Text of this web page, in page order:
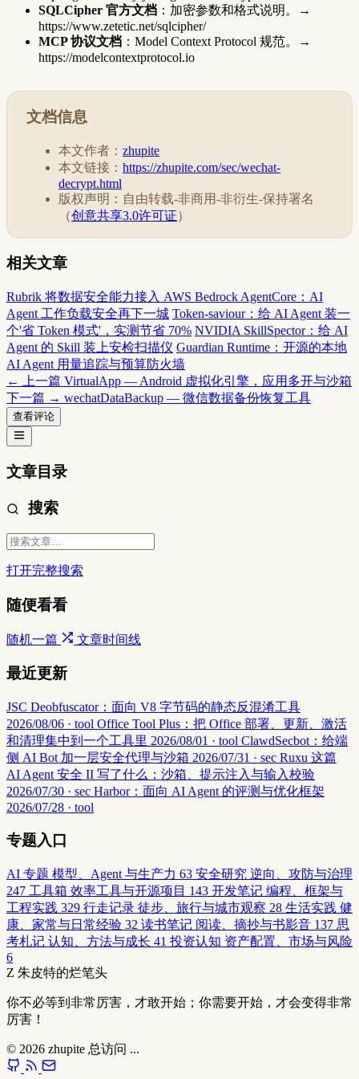
SQLCipher 官方文档 ：加密参数和格式说明。→
https://www.zetetic.net/sqlcipher/
MCP 协议文档 ：Model Context Protocol 规范。→
https://modelcontextprotocol.io
文档信息
本文作者： zhupite
本文链接： https://zhupite.com/sec/wechat-
decrypt.html
版权声明：自由转载-非商用-非衍生-保持署名
（创意共享3.0许可证）
相关文章
Rubrik 将数据安全能力接入 AWS Bedrock AgentCore：AI
Agent 工作负载安全再下一城 Token-saviour：给 AI Agent 装一
个'省 Token 模式'，实测节省 70% NVIDIA SkillSpector：给 AI
Agent 的 Skill 装上安检扫描仪 Guardian Runtime：开源的本地
AI Agent 用量追踪与预算防火墙
← 上一篇 VirtualApp — Android 虚拟化引擎，应用多开与沙箱
下一篇 → wechatDataBackup — 微信数据备份恢复工具
查看评论
文章目录
搜索
打开完整搜索
随便看看
随机一篇 文章时间线
最近更新
JSC Deobfuscator：面向 V8 字节码的静态反混淆工具
2026/08/06 · tool Office Tool Plus：把 Office 部署、更新、激活
和清理集中到一个工具里 2026/08/01 · tool ClawdSecbot：给端
侧 AI Bot 加一层安全代理与沙箱 2026/07/31 · sec Ruxu 这篇
AI Agent 安全 II 写了什么：沙箱、提示注入与输入校验
2026/07/30 · sec Harbor：面向 AI Agent 的评测与优化框架
2026/07/28 · tool
专题入口
AI 专题 模型、Agent 与生产力 63 安全研究 逆向、攻防与治理
247 工具箱 效率工具与开源项目 143 开发笔记 编程、框架与
工程实践 329 行走记录 徒步、旅行与城市观察 28 生活实践 健
康、家常与日常经验 32 读书笔记 阅读、摘抄与书影音 137 思
考札记 认知、方法与成长 41 投资认知 资产配置、市场与风险
6
Z 朱皮特的烂笔头
你不必等到非常厉害，才敢开始；你需要开始，才会变得非常
厉害！
© 2026 zhupite 总访问 ...